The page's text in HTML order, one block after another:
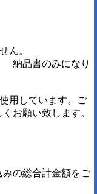
ん。
納品書のみになり
用しています。ご
お願い致します。
の総合計金額をご